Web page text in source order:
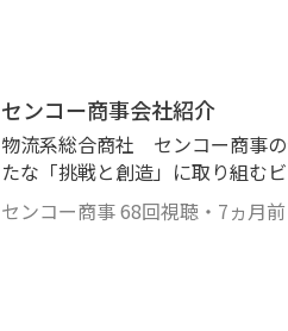
センコー商事会社紹介
物流系総合商社 センコー商事
たな「挑戦と創造」に取り組む
のリールにまとめました。セン
ご覧ください。
センコー商事68回視聴 ・ 7ヵ月前